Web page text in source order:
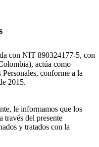
con NIT 890324177-5, con
actúa como
conforme a la
2015.
le informamos que los
través del presente
y tratados con la